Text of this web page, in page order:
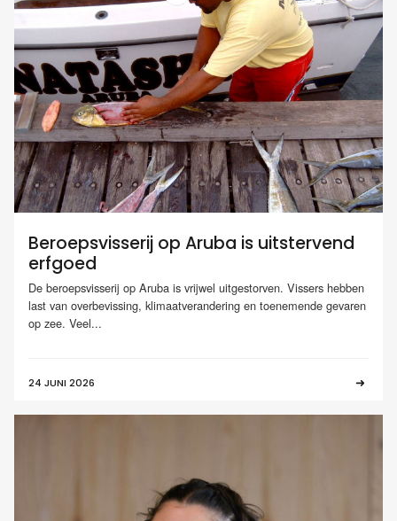
Beroepsvisserij op Aruba is uitstervend
erfgoed
De beroepsvisserij op Aruba is vrijwel uitgestorven. Vissers hebben
last van overbevissing, klimaatverandering en toenemende gevaren
op zee. Veel...
24 JUNI 2026